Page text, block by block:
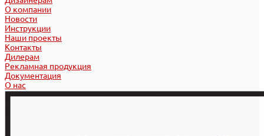
О компании
Новости
Инструкции
Наши проекты
Контакты
Дилерам
Рекламная продукция
Документация
О нас